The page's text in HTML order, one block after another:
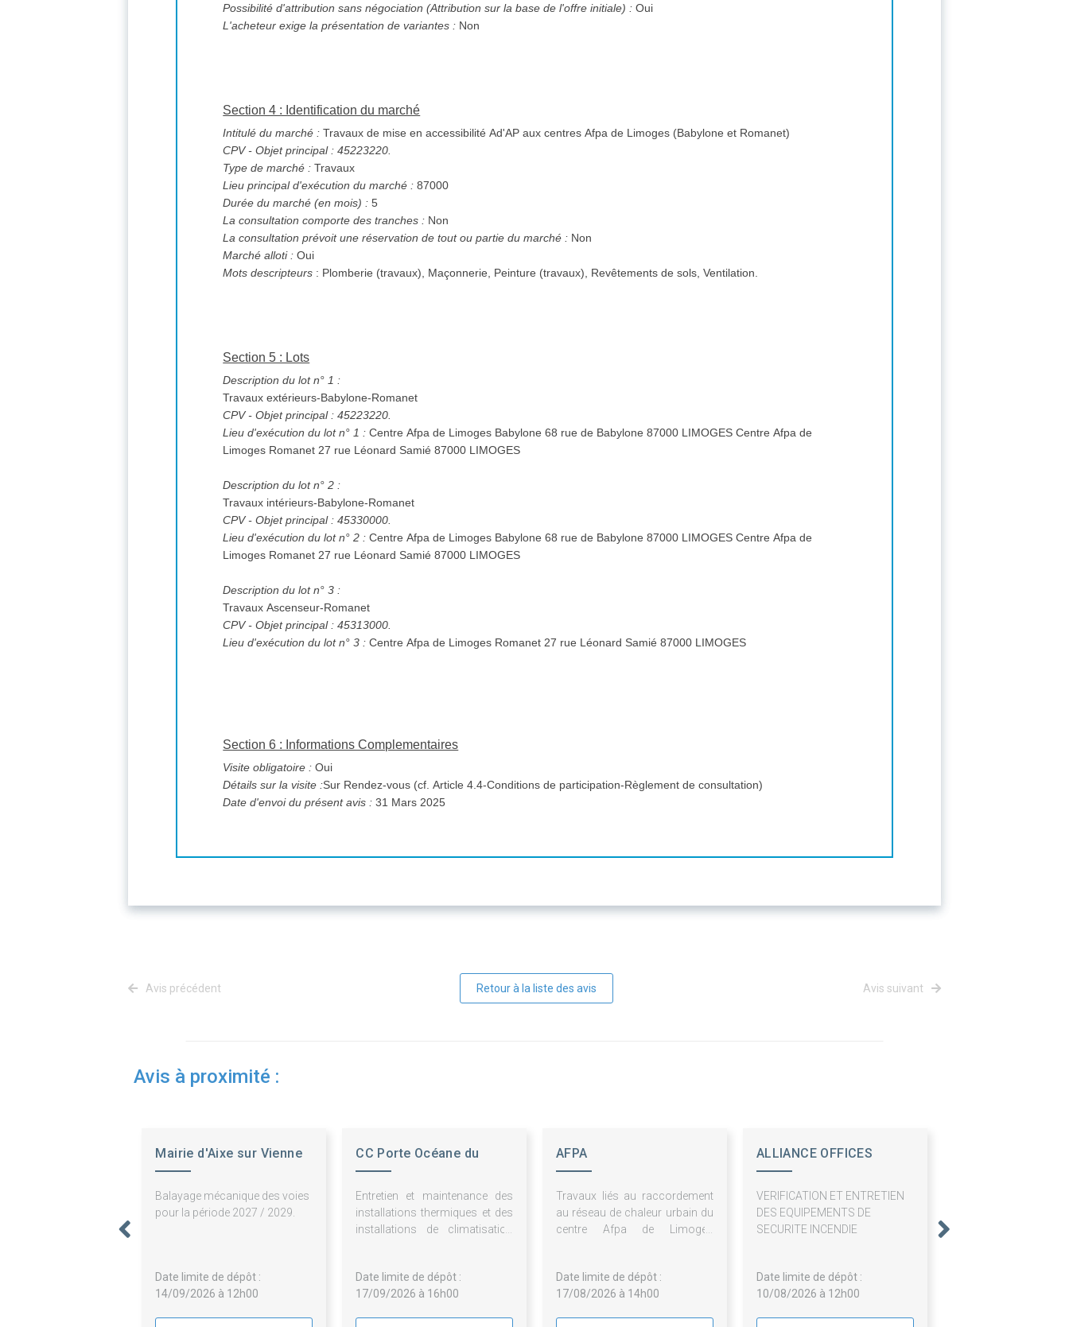
Possibilité d'attribution sans négociation (Attribution sur la base de l'offre initiale) : Oui
L'acheteur exige la présentation de variantes : Non
Section 4 : Identification du marché
Intitulé du marché : Travaux de mise en accessibilité Ad'AP aux centres Afpa de Limoges (Babylone et Romanet)
CPV- Objet principal : 45223220.
Type de marché : Travaux
Lieu principal d'exécution du marché : 87000
Durée du marché (en mois) : 5
La consultation comporte des tranches : Non
La consultation prévoit une réservation de tout ou partie du marché : Non
Marché alloti : Oui
Mots descripteurs : Plomberie (travaux), Maçonnerie, Peinture (travaux), Revêtements de sols, Ventilation.
Section 5 : Lots
Description du lot n° 1 :
Travaux extérieurs-Babylone-Romanet
CPV- Objet principal : 45223220.
Lieu d'exécution du lot n° 1 : Centre Afpa de Limoges Babylone 68 rue de Babylone 87000 LIMOGES Centre Afpa de
Limoges Romanet 27 rue Léonard Samié 87000 LIMOGES
Description du lot n° 2 :
Travaux intérieurs-Babylone-Romanet
CPV- Objet principal : 45330000.
Lieu d'exécution du lot n° 2 : Centre Afpa de Limoges Babylone 68 rue de Babylone 87000 LIMOGES Centre Afpa de
Limoges Romanet 27 rue Léonard Samié 87000 LIMOGES
Description du lot n° 3 :
Travaux Ascenseur-Romanet
CPV- Objet principal : 45313000.
Lieu d'exécution du lot n° 3 : Centre Afpa de Limoges Romanet 27 rue Léonard Samié 87000 LIMOGES
Section 6 : Informations Complementaires
Visite obligatoire : Oui
Détails sur la visite :Sur Rendez-vous (cf. Article 4.4-Conditions de participation-Règlement de consultation)
Date d'envoi du présent avis : 31 Mars 2025
Avis précédent Retour à la liste des avis Avis suivant
Avis à proximité :
Mairie d'Aixe sur Vienne
Balayage mécanique des voies
pour la période 2027 / 2029.
Date limite de dépôt :
14/09/2026 à 12h00
CC Porte Océane du
Entretien et maintenance des
installations thermiques et des
installations de climatisation
Date limite de dépôt :
17/09/2026 à 16h00
AFPA
Travaux liés au raccordement
au réseau de chaleur urbain du
centre Afpa de Limoges
Date limite de dépôt :
17/08/2026 à 14h00
ALLIANCE OFFICES
VERIFICATION ET ENTRETIEN
DES EQUIPEMENTS DE
SECURITE INCENDIE
Date limite de dépôt :
10/08/2026 à 12h00